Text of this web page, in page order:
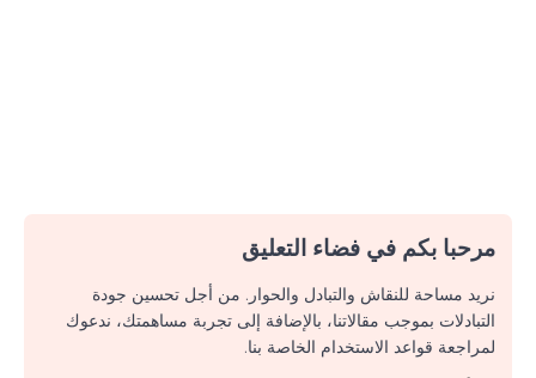
مرحبا بكم في فضاء التعليق
نريد مساحة للنقاش والتبادل والحوار. من أجل تحسين جودة
التبادلات بموجب مقالاتنا، بالإضافة إلى تجربة مساهمتك، ندعوك
لمراجعة قواعد الاستخدام الخاصة بنا.